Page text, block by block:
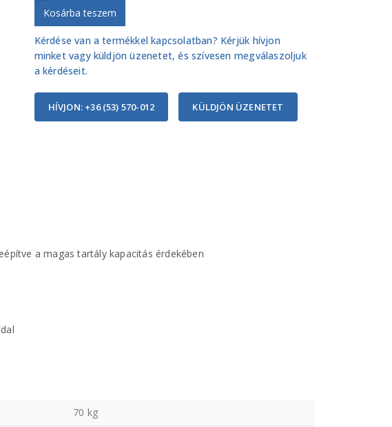
Kosárba teszem
Kérdése van a termékkel kapcsolatban? Kérjük hívjon
minket vagy küldjön üzenetet, és szívesen megválaszoljuk
a kérdéseit.
HÍVJON: +36 (53) 570-012 KÜLDJÖN ÜZENETET
a magas tartály kapacitás érdekében
70 kg